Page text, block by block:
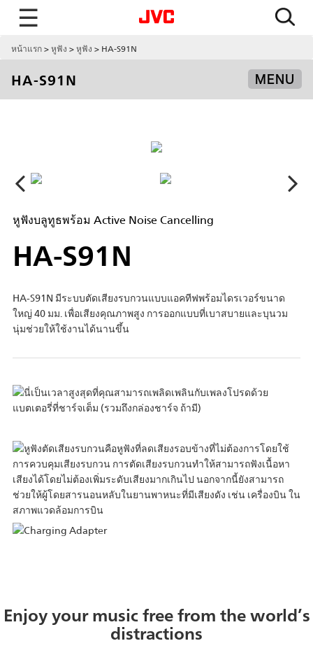
☰
หน้าแรก หูฟัง หูฟัง HA-S91N
HA-S91N MENU
หูฟังบลูทูธพร้อม Active Noise Cancelling
HA-S91N
HA-S91N มีระบบตัดเสียงรบกวนแบบแอคทีฟพร้อมไดรเวอร์ขนาด
ใหญ่ 40 มม. เพื่อเสียงคุณภาพสูง การออกแบบที่เบาสบายและบุนวม
นุ่มช่วยให้ใช้งานได้นานขึ้น
Enjoy your music free from the world’s
distractions